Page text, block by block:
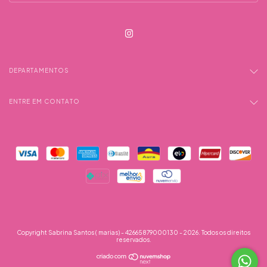
DEPARTAMENTOS
ENTRE EM CONTATO
Copyright Sabrina Santos ( marias) - 42665879000130 - 2026. Todos os direitos
reservados.